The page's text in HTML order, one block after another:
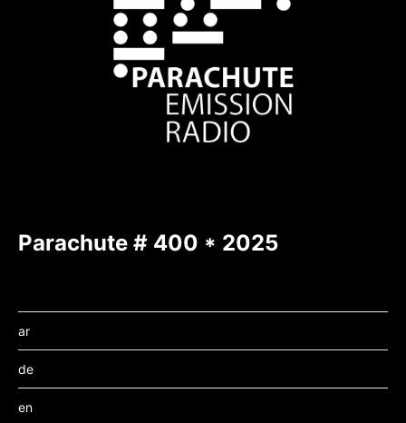
Parachute # 400 * 2025
ar
de
en